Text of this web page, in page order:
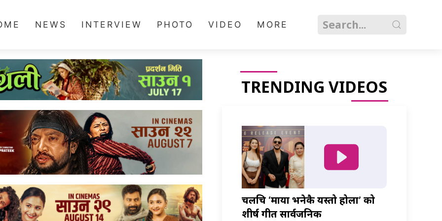
NEWS INTERVIEW PHOTO VIDEO MORE
TRENDING VIDEOS
चलचित्र ‘माया भनेकै यस्तो होला’ को
शीर्ष गीत सार्वजनिक